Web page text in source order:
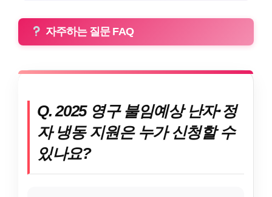
자주하는 질문 FAQ
Q. 2025 영구 불임예상 난자·정
자 냉동 지원은 누가 신청할 수
있나요?